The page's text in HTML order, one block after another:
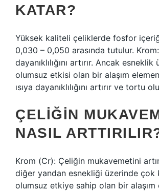
KATAR?
Yüksek kaliteli çeliklerde fosfor
0,030 – 0,050 arasında tutulur.
dayanıklılığını artırır. Ancak
olumsuz etkisi olan bir alaşım
ısıya dayanıklılığını artırır ve tortu
ÇELIĞIN
NASIL
Krom (Cr): Çeliğin mukavemetini
diğer yandan esnekliği üzerinde çok
olumsuz etkiye sahip olan bir alaşım